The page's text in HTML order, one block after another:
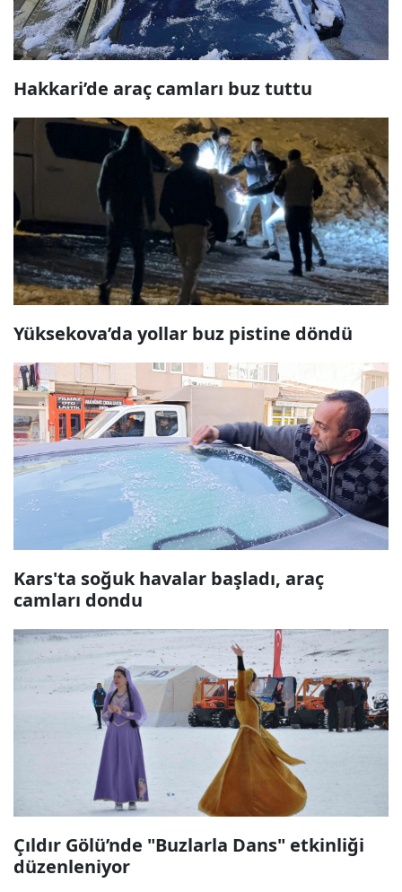
Hakkari’de araç camları buz tuttu
Yüksekova’da yollar buz pistine döndü
Kars'ta soğuk havalar başladı, araç
camları dondu
Çıldır Gölü’nde "Buzlarla Dans" etkinliği
düzenleniyor